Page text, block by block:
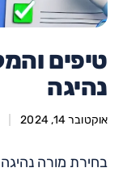
טיפים
נהיגה
אוקטובר 14, 2024
בחירת מורה